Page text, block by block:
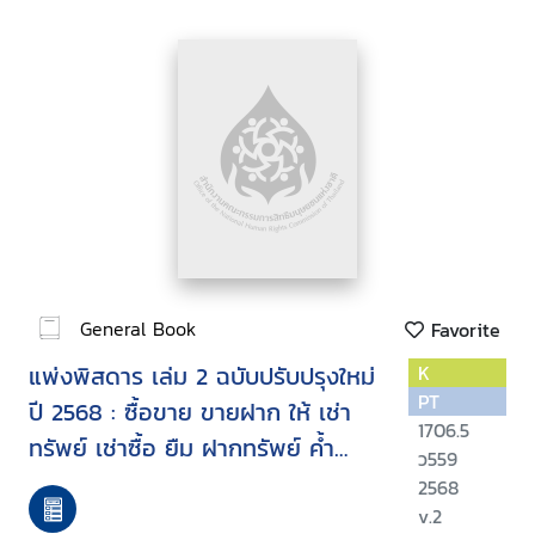
General Book Favorite
แพ่งพิสดาร เล่ม 2 ฉบับปรับปรุงใหม่
ปี 2568 : ซื้อขาย ขายฝาก ให้ เช่า
ทรัพย์ เช่าซื้อ ยืม ฝากทรัพย์ ค้ำ
ประกัน (แก้ไขล่าสุด) จำนอง (แก้ไข
ล่าสุด) ตัวแทน
K
PT
1706.5
ว559
2568
v.2